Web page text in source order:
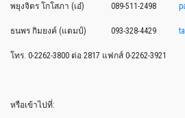
พยุงจิตร โกโสภา (เอ๋) 089-511-2498
ธนพร กิมยงค์ (แตมป์) 093-328-4429
โทร. 0-2262-3800 ต่อ 2817 แฟกส์ 0-2262-3921
หรือเข้าไปที่: